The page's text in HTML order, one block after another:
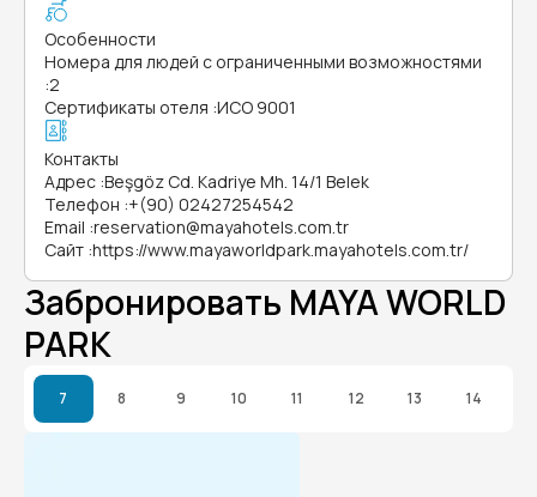
Особенности
Номера для людей с ограниченными возможностями
:2
Сертификаты отеля :ИСО 9001
Контакты
Адрес :Beşgöz Cd. Kadriye Mh. 14/1 Belek
Телефон :+(90) 02427254542
Email :reservation@mayahotels.com.tr
Сайт :https://www.mayaworldpark.mayahotels.com.tr/
Забронировать MAYA WORLD
PARK
7 8 9 10 11 12 13 14